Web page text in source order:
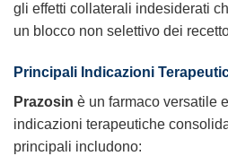
gli effetti collaterali indesiderati
un blocco non selettivo dei
Principali Indicazioni
Prazosin è un farmaco versatile
indicazioni terapeutiche
principali includono: